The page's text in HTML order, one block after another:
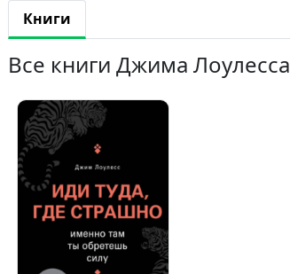
Книги
Все книги Джима Лоулесса